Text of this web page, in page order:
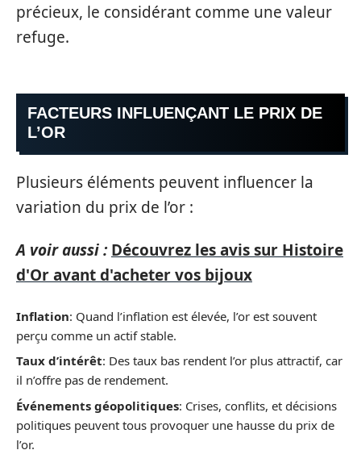
précieux, le considérant comme une valeur
refuge.
FACTEURS INFLUENÇANT LE PRIX DE
L’OR
Plusieurs éléments peuvent influencer la
variation du prix de l’or :
A voir aussi : Découvrez les avis sur Histoire
d'Or avant d'acheter vos bijoux
Inflation: Quand l’inflation est élevée, l’or est souvent
perçu comme un actif stable.
Taux d’intérêt: Des taux bas rendent l’or plus attractif, car
il n’offre pas de rendement.
Événements géopolitiques: Crises, conflits, et décisions
politiques peuvent tous provoquer une hausse du prix de
l’or.